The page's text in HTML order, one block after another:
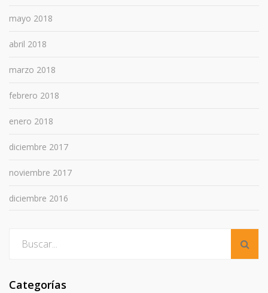
mayo 2018
abril 2018
marzo 2018
febrero 2018
enero 2018
diciembre 2017
noviembre 2017
diciembre 2016
Categorías